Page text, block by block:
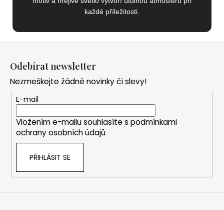
každé příležitosti.
Odebírat newsletter
Nezmeškejte žádné novinky či slevy!
E-mail
Vložením e-mailu souhlasíte s podmínkami
ochrany osobních údajů
PŘIHLÁSIT SE